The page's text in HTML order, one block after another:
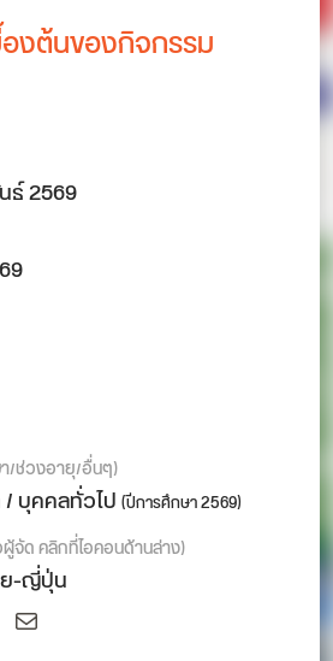
งต้นของกิจกรรม
2569
/ช่วงอายุ/อื่นๆ)
/ บุคคลทั่วไป(ปีการศึกษา 2569)
จัด คลิกที่ไอคอนด้านล่าง)
ย-ญี่ปุ่น
Mail